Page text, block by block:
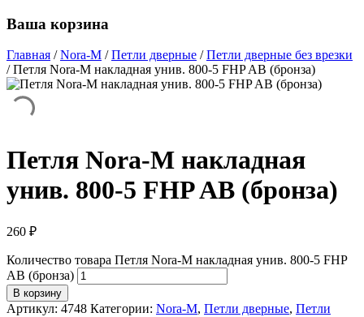
Ваша корзина
Главная / Nora-M / Петли дверные / Петли дверные без врезки
/ Петля Nora-M накладная унив. 800-5 FHP AB (бронза)
Петля Nora-M накладная
унив. 800-5 FHP AB (бронза)
260 ₽
Количество товара Петля Nora-M накладная унив. 800-5 FHP
AB (бронза)
В корзину
Артикул: 4748 Категории: Nora-M, Петли дверные, Петли